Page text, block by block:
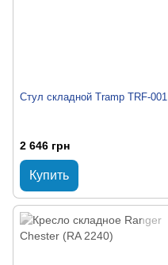
Стул складной Tramp TRF-001
2 646 грн
Купить